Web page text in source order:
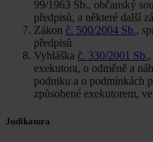
99/1963 Sb., občanský
předpisů, a některé další
Zákon č. 500/2004 Sb.,
předpisů
Vyhláška č. 330/2001 Sb.
exekutora, o odměně a
podniku a o podmínkách
způsobené exekutorem,
Judikatura